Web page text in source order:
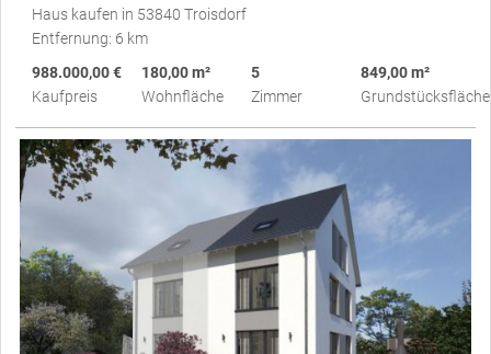
Haus kaufen in 53840 Troisdorf
Entfernung: 6 km
988.000,00 €
Kaufpreis
180,00 m²
Wohnfläche
5
Zimmer
849,00 m²
Grundstücksfläche